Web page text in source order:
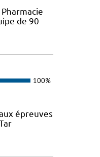
de 90
100%
épreuves